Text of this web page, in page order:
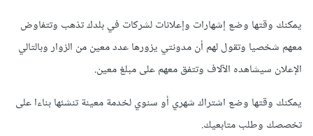
يمكنك وقتها وضع إشهارات وإعلانات لشركات في بلدك تذهب وتتفاوض
معهم شخصيا وتقول لهم أن مدونتي يزورها عدد معين من الزوار وبالتالي
الإعلان سيشاهده الآلاف وتتفق معهم على مبلغ معين.
يمكنك وقتها وضع اشتراك شهري أو سنوي لخدمة معينة تنشئها بناءا على
تخصصك وطلب متابعيك.